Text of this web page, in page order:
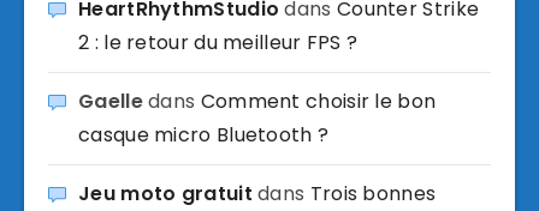
HeartRhythmStudio dans Counter Strike
2 : le retour du meilleur FPS ?
Gaelledans Comment choisir le bon
casque micro Bluetooth ?
Jeu moto gratuit dans Trois bonnes